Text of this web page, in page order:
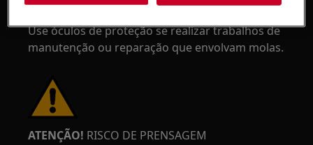
Use óculos de proteção se realizar trabalhos de
manutenção ou reparação que envolvam molas.
ATENÇÃO! RISCO DE PRENSAGEM